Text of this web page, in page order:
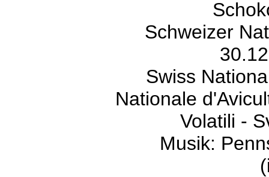
Schweizer
Swiss
Nationale
Volatili -
Musik: